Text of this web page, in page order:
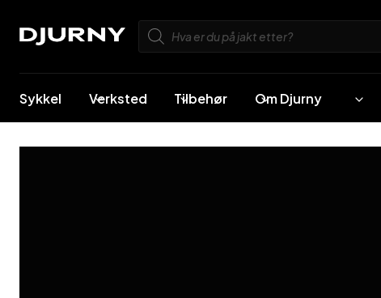
content
Products
search
Sykkel Verksted Tilbehør Om Djurny